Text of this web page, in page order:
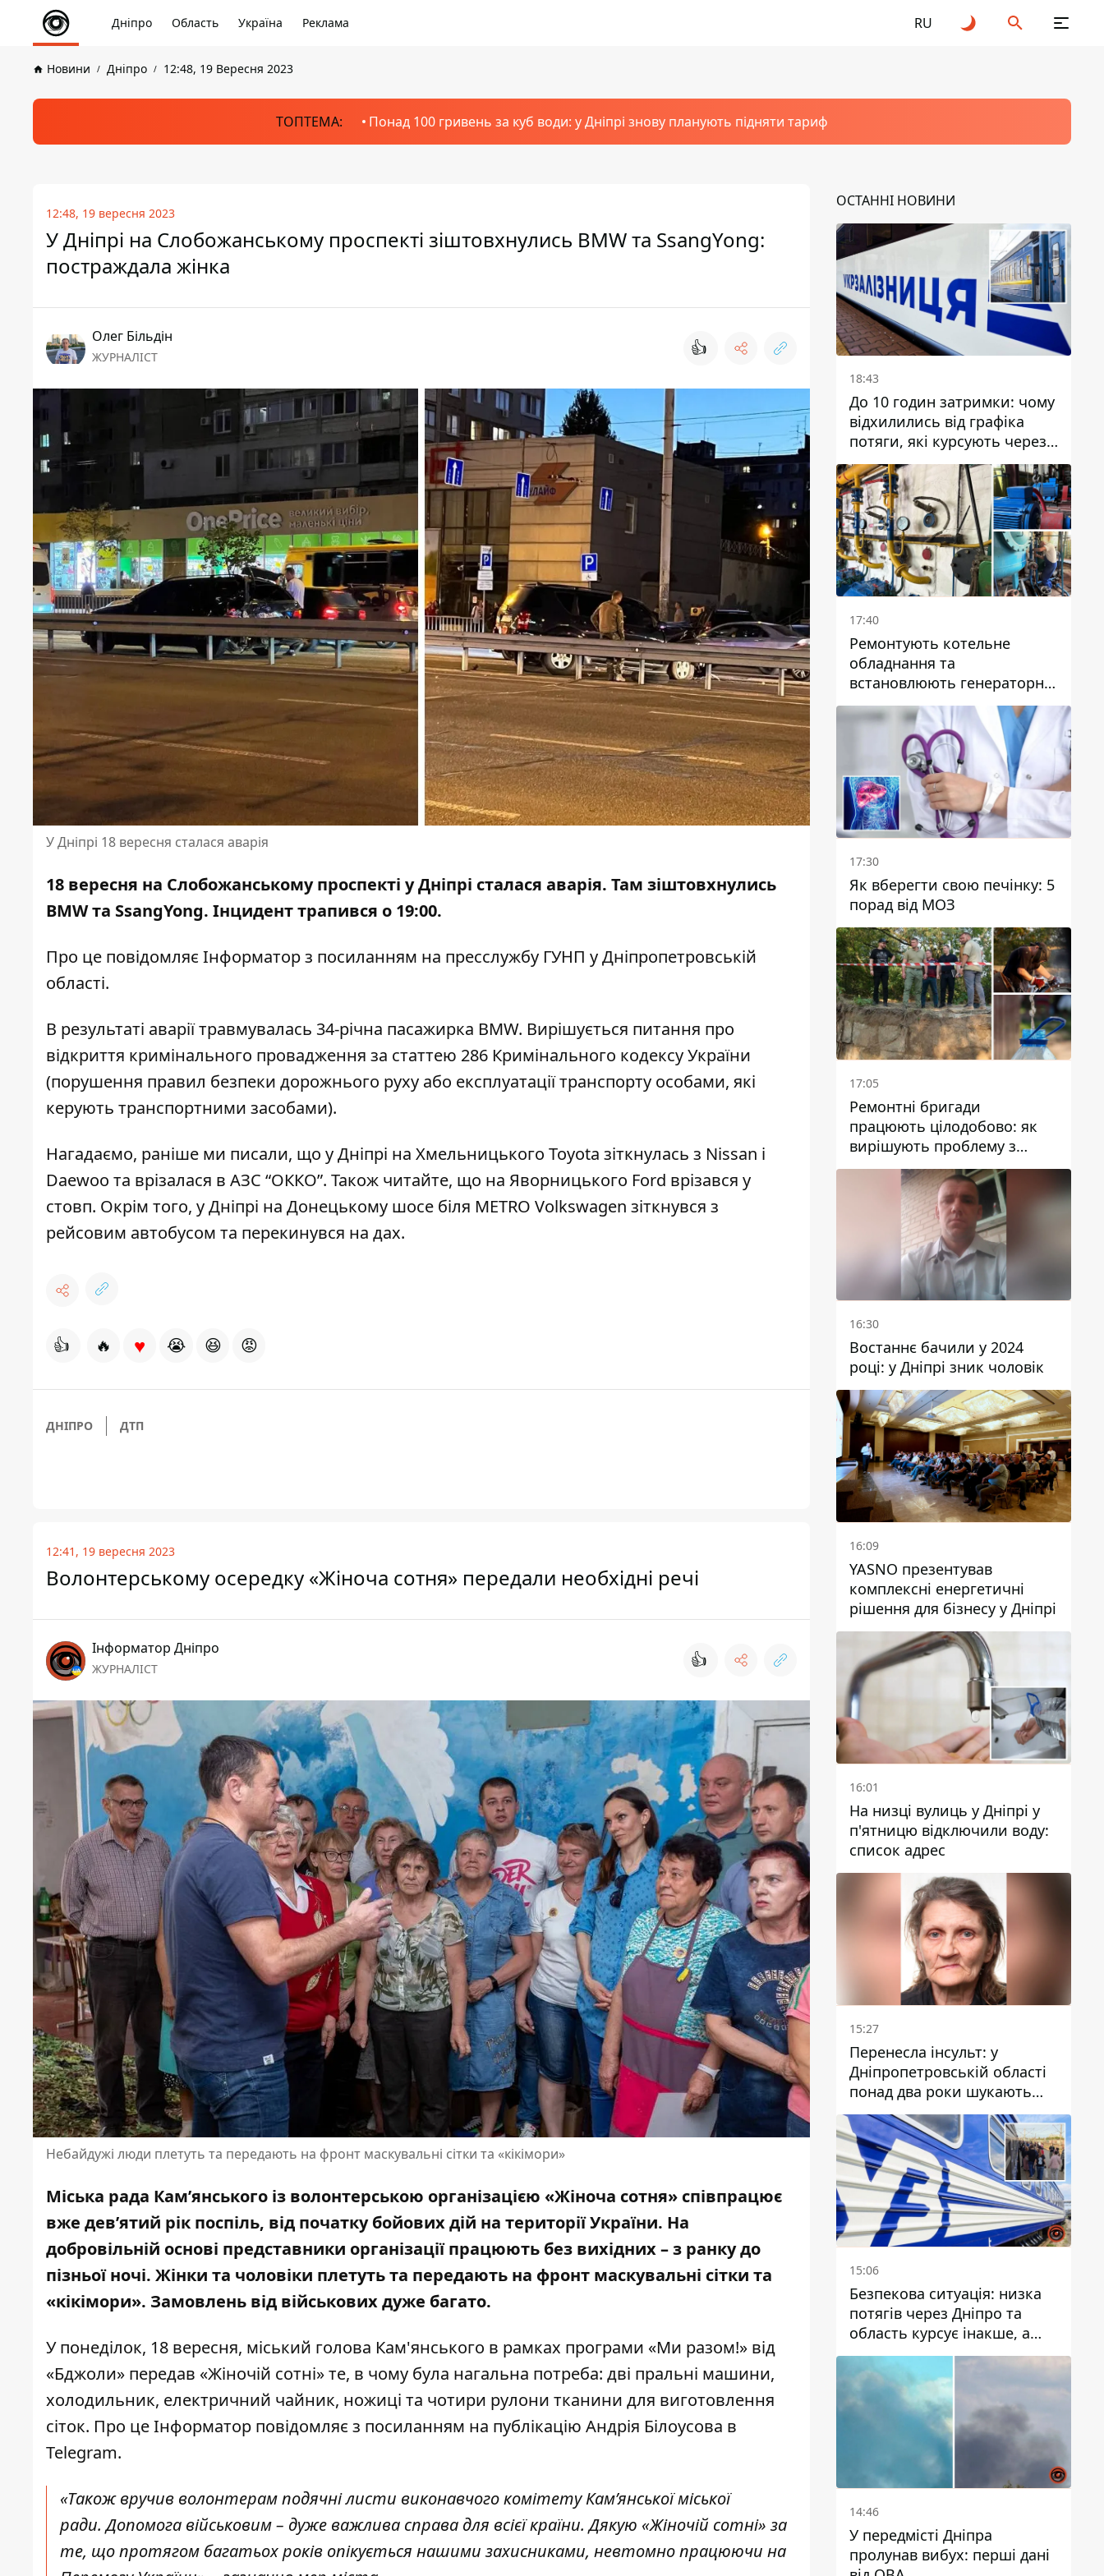
Дніпро Область Україна Реклама RU
Новини Дніпро 12:48, 19 Вересня 2023
ТОПТЕМА: Понад 100 гривень за куб води: у Дніпрі знову планують підняти тариф
12:48, 19 вересня 2023
У Дніпрі на Слобожанському проспекті зіштовхнулись BMW та SsangYong:
постраждала жінка
Олег Більдін
ЖУРНАЛІСТ 👍
У Дніпрі 18 вересня сталася аварія
18 вересня на Слобожанському проспекті у Дніпрі сталася аварія. Там зіштовхнулись
BMW та SsangYong. Інцидент трапився о 19:00.
Про це повідомляє Інформатор з посиланням на пресслужбу ГУНП у Дніпропетровській
області.
В результаті аварії травмувалась 34-річна пасажирка BMW. Вирішується питання про
відкриття кримінального провадження за статтею 286 Кримінального кодексу України
(порушення правил безпеки дорожнього руху або експлуатації транспорту особами, які
керують транспортними засобами).
Нагадаємо, раніше ми писали, що у Дніпрі на Хмельницького Toyota зіткнулась з Nissan і
Daewoo та врізалася в АЗС “ОККО”. Також читайте, що на Яворницького Ford врізався у
стовп. Окрім того, у Дніпрі на Донецькому шосе біля METRO Volkswagen зіткнувся з
рейсовим автобусом та перекинувся на дах.
👍 🔥 ♥ 😭 😆 😡
ДНІПРО ДТП
12:41, 19 вересня 2023
Волонтерському осередку «Жіноча сотня» передали необхідні речі
Інформатор Дніпро
ЖУРНАЛІСТ 👍
Небайдужі люди плетуть та передають на фронт маскувальні сітки та «кікімори»
Міська рада Кам’янського із волонтерською організацією «Жіноча сотня» співпрацює
вже дев’ятий рік поспіль, від початку бойових дій на території України. На
добровільній основі представники організації працюють без вихідних – з ранку до
пізньої ночі. Жінки та чоловіки плетуть та передають на фронт маскувальні сітки та
«кікімори». Замовлень від військових дуже багато.
У понеділок, 18 вересня, міський голова Кам'янського в рамках програми «Ми разом!» від
«Бджоли» передав «Жіночій сотні» те, в чому була нагальна потреба: дві пральні машини,
холодильник, електричний чайник, ножиці та чотири рулони тканини для виготовлення
сіток. Про це Інформатор повідомляє з посиланням на публікацію Андрія Білоусова в
Telegram.
«Також вручив волонтерам подячні листи виконавчого комітету Кам’янської міської
ради. Допомога військовим – дуже важлива справа для всієї країни. Дякую «Жіночій сотні» за
те, що протягом багатьох років опікується нашими захисниками, невтомно працюючи на
ОСТАННІ НОВИНИ
18:43
До 10 годин затримки: чому
відхилились від графіка
потяги, які курсують через
Дніпро та область
17:40
Ремонтують котельне
обладнання та
встановлюють генераторні
установки: як у Дніпрі
готуються до
опалювального сезону
17:30
Як вберегти свою печінку: 5
порад від МОЗ
17:05
Ремонтні бригади
працюють цілодобово: як
вирішують проблему з
водою у Марганецькій
громаді
16:30
Востаннє бачили у 2024
році: у Дніпрі зник чоловік
16:09
YASNO презентував
комплексні енергетичні
рішення для бізнесу у Дніпрі
16:01
На низці вулиць у Дніпрі у
п'ятницю відключили воду:
список адрес
15:27
Перенесла інсульт: у
Дніпропетровській області
понад два роки шукають
зниклу жінку
15:06
Безпекова ситуація: низка
потягів через Дніпро та
область курсує інакше, а
частину шляху замінили
автобусами та
електричками
14:46
У передмісті Дніпра
пролунав вибух: перші дані